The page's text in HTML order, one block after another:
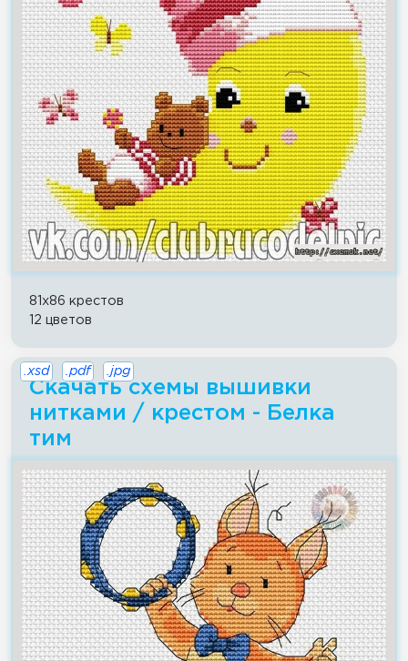
81x86 крестов
12 цветов
Скачать схемы вышивки
нитками / крестом - Белка
тим
.xsd .pdf .jpg